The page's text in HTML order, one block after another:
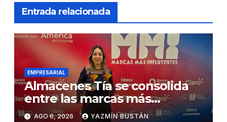
Entrada relacionada
EMPRESARIAL
Almacenes Tía se consolida
entre las marcas más
influyentes del Ecuador
AGO 6, 2026 YAZMÍN BUSTÁN